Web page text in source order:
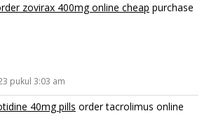
zovirax 400mg online cheap purchase
pukul 3:03 am
40mg pills order tacrolimus online